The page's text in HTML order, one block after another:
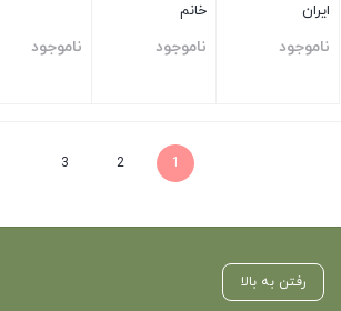
ایران
ناموجود
خانم
ناموجود ناموجود
1
2
3
رفتن به بالا